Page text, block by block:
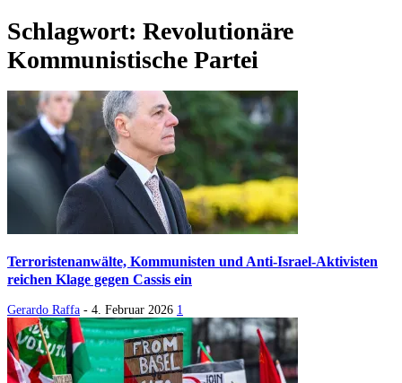
Schlagwort: Revolutionäre
Kommunistische Partei
Terroristenanwälte, Kommunisten und Anti-Israel-Aktivisten
reichen Klage gegen Cassis ein
Gerardo Raffa - 4. Februar 2026 1